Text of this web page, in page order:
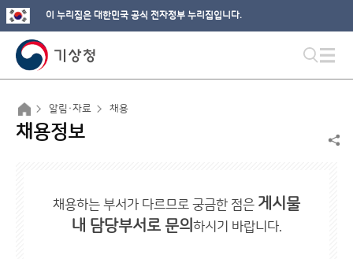
이 누리집은 대한민국 공식 전자정부 누리집입니다.
알림·자료 채용
채용정보
채용하는 부서가 다르므로 궁금한 점은 게시물
내 담당부서로 문의 하시기 바랍니다.